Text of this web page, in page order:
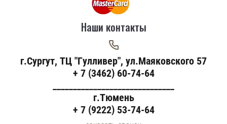
Наши контакты
г.Сургут, ТЦ "Гулливер", ул.Маяковского 57
+ 7 (3462) 60-74-64
г.Тюмень
+ 7 (9222) 53-74-64